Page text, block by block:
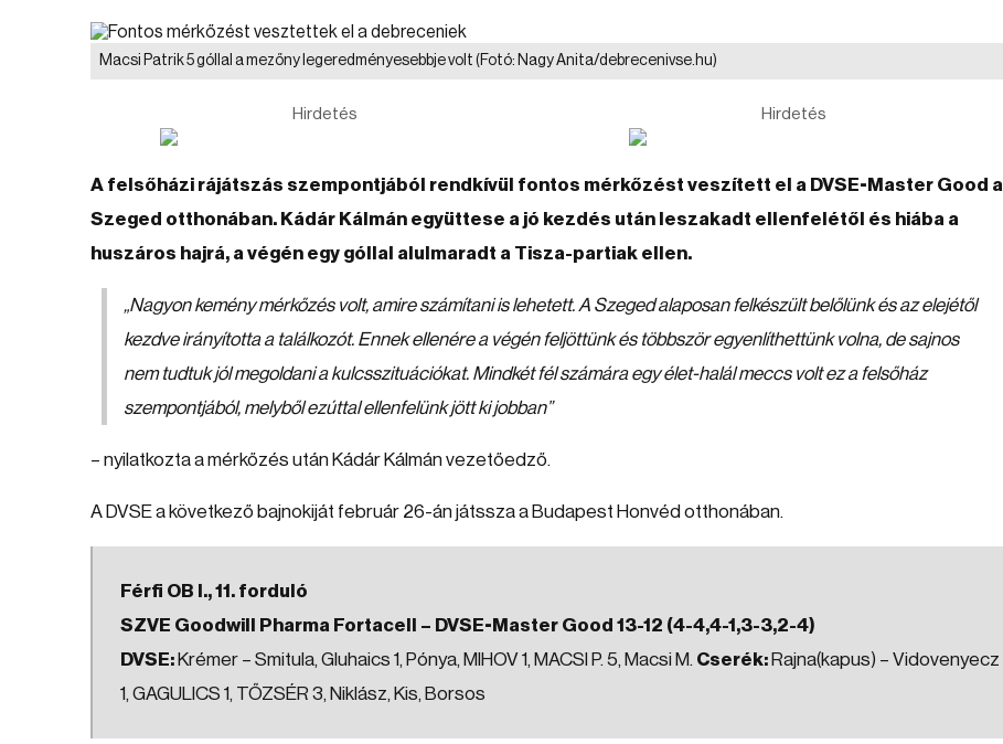
Macsi Patrik 5 góllal a mezőny legeredményesebbje volt (Fotó: Nagy Anita/debrecenivse.hu)
Hirdetés Hirdetés
A felsőházi rájátszás szempontjából rendkívül fontos mérkőzést veszített el a DVSE-Master Good a
Szeged otthonában. Kádár Kálmán együttese a jó kezdés után leszakadt ellenfelétől és hiába a
huszáros hajrá, a végén egy góllal alulmaradt a Tisza-partiak ellen.
„Nagyon kemény mérkőzés volt, amire számítani is lehetett. A Szeged alaposan felkészült belőlünk és az elejétől
kezdve irányította a találkozót. Ennek ellenére a végén feljöttünk és többször egyenlíthettünk volna, de sajnos
nem tudtuk jól megoldani a kulcsszituációkat. Mindkét fél számára egy élet-halál meccs volt ez a felsőház
szempontjából, melyből ezúttal ellenfelünk jött ki jobban”
– nyilatkozta a mérkőzés után Kádár Kálmán vezetőedző.
A DVSE a következő bajnokiját február 26-án játssza a Budapest Honvéd otthonában.
Férfi OB I., 11. forduló
SZVE Goodwill Pharma Fortacell – DVSE-Master Good 13-12 (4-4,4-1,3-3,2-4)
DVSE: Krémer – Smitula, Gluhaics 1, Pónya, MIHOV 1, MACSI P. 5, Macsi M. Cserék: Rajna(kapus) – Vidovenyecz
1, GAGULICS 1, TŐZSÉR 3, Niklász, Kis, Borsos